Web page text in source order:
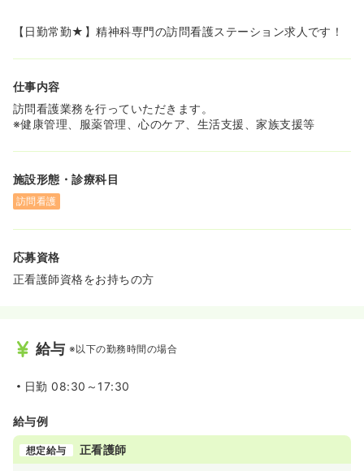
【日勤常勤★】精神科専門の訪問看護ステーション求人です！
仕事内容
訪問看護業務を行っていただきます。
※健康管理、服薬管理、心のケア、生活支援、家族支援等
施設形態・診療科目
訪問看護
応募資格
正看護師資格をお持ちの方
給与 ※以下の勤務時間の場合
日勤 08:30～17:30
給与例
想定給与 正看護師